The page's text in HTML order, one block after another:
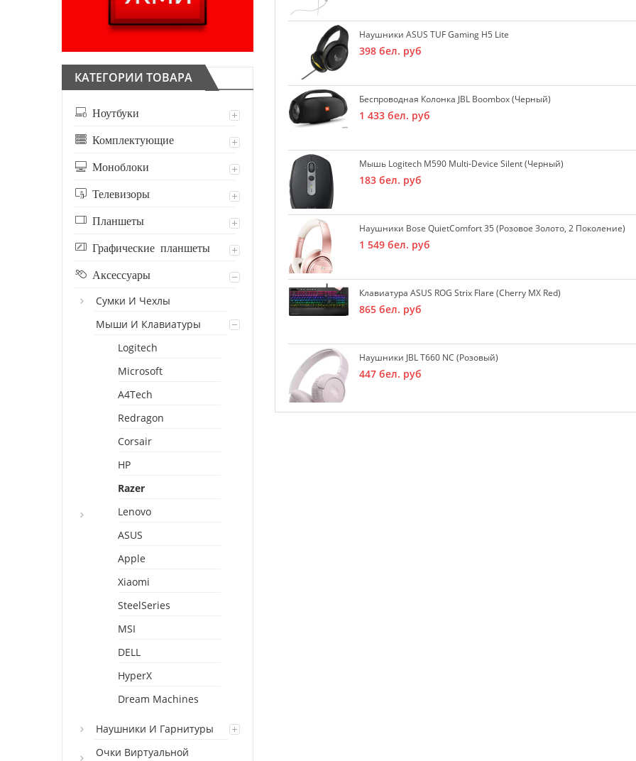
КАТЕГОРИИ ТОВАРА
Ноутбуки
Комплектующие
Моноблоки
Телевизоры
Планшеты
Графические планшеты
Аксессуары
Сумки И Чехлы
Мыши И Клавиатуры
Logitech
Microsoft
A4Tech
Redragon
Corsair
HP
Razer
Lenovo
ASUS
Apple
Xiaomi
SteelSeries
MSI
DELL
HyperX
Dream Machines
Наушники И Гарнитуры
Наушники ASUS TUF Gaming H5 Lite
398 бел. руб
Беспроводная Колонка JBL Boombox (черный)
1 433 бел. руб
Мышь Logitech M590 Multi-Device Silent (черный)
183 бел. руб
Наушники Bose QuietComfort 35 (розовое Золото, 2 Поколение)
1 549 бел. руб
Клавиатура ASUS ROG Strix Flare (Cherry MX Red)
865 бел. руб
Наушники JBL T660 NC (розовый)
447 бел. руб